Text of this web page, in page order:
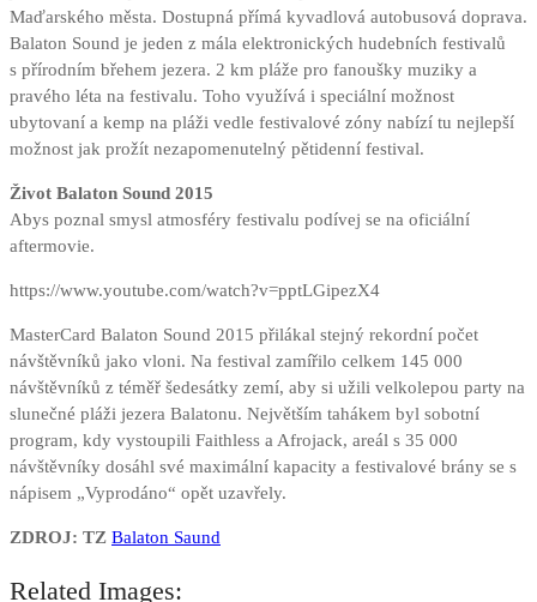
Maďarského města. Dostupná přímá kyvadlová autobusová doprava.
Balaton Sound je jeden z mála elektronických hudebních festivalů
s přírodním břehem jezera. 2 km pláže pro fanoušky muziky a
pravého léta na festivalu. Toho využívá i speciální možnost
ubytovaní a kemp na pláži vedle festivalové zóny nabízí tu nejlepší
možnost jak prožít nezapomenutelný pětidenní festival.
Život Balaton Sound 2015
Abys poznal smysl atmosféry festivalu podívej se na oficiální
aftermovie.
https://www.youtube.com/watch?v=pptLGipezX4
MasterCard Balaton Sound 2015 přilákal stejný rekordní počet
návštěvníků jako vloni. Na festival zamířilo celkem 145 000
návštěvníků z téměř šedesátky zemí, aby si užili velkolepou party na
slunečné pláži jezera Balatonu. Největším tahákem byl sobotní
program, kdy vystoupili Faithless a Afrojack, areál s 35 000
návštěvníky dosáhl své maximální kapacity a festivalové brány se s
nápisem „Vyprodáno“ opět uzavřely.
ZDROJ: TZ Balaton Saund
Related Images: